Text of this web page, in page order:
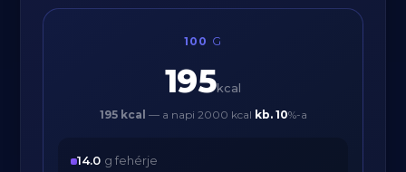
100 G
195kcal
195 kcal — a napi 2000 kcal kb. 10%-a
14.0 g fehérje